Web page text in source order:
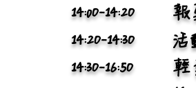
14:0O-14:2O
14:2O-14:3O
14:3O-16:5O